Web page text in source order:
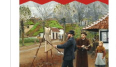
Kolekcje edukacyjne
twórców przechodzących
do domeny publicznej,
lektur szkolnych oraz
Starego Testamentu